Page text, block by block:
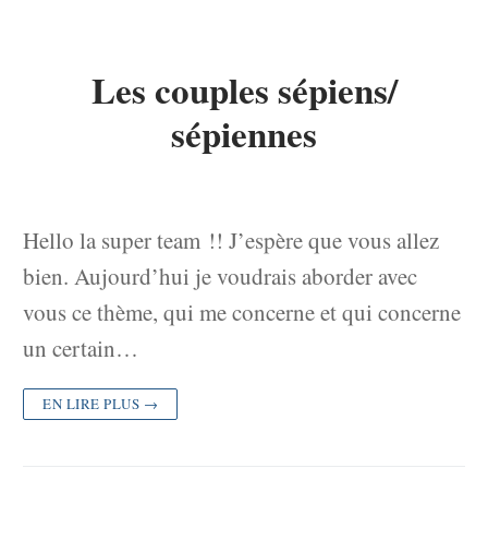
Les couples sépiens/
sépiennes
Hello la super team !! J’espère que vous allez
bien. Aujourd’hui je voudrais aborder avec
vous ce thème, qui me concerne et qui concerne
un certain…
EN LIRE PLUS →